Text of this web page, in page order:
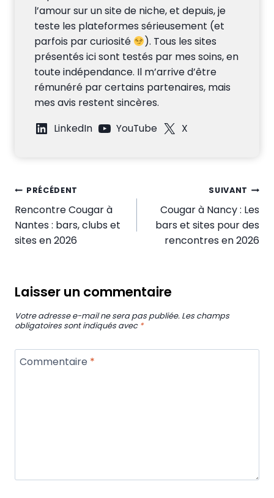
l’amour sur un site de niche, et depuis, je
teste les plateformes sérieusement (et
parfois par curiosité
). Tous les sites
présentés ici sont testés par mes soins, en
toute indépendance. Il m’arrive d’être
rémunéré par certains partenaires, mais
mes avis restent sincères.
LinkedIn YouTube X
Navigation
de
l’article
PRÉCÉDENT
Rencontre Cougar à
Nantes : bars, clubs et
sites en 2026
SUIVANT
Cougar à Nancy : Les
bars et sites pour des
rencontres en 2026
Laisser un commentaire
Votre adresse e-mail ne sera pas publiée. Les champs
obligatoires sont indiqués avec *
Commentaire *